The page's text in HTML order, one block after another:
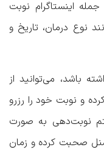
اینستاگرام نوبت
نوع درمان، تاریخ و
باشد، می‌توانید از
و نوبت خود را رزرو
نوبت‌دهی به صورت
صحبت کرده و زمان